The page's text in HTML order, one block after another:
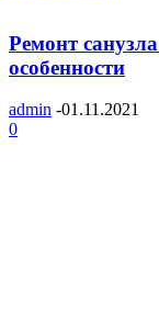
Ремонт
особенности
admin -01.11.2021
0